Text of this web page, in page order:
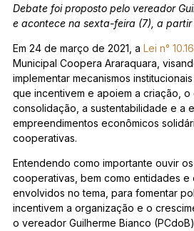
Debate foi proposto pelo vereador
e acontece na sexta-feira (7), a partir
Em 24 de março de 2021, a Lei n°
Municipal Coopera Araraquara,
implementar mecanismos
que incentivem e apoiem a criação,
consolidação, a sustentabilidade e a
empreendimentos econômicos
cooperativas.
Entendendo como importante ouvir
cooperativas, bem como entidades e
envolvidos no tema, para fomentar
incentivem a organização e o
o vereador Guilherme Bianco (PCdoB)